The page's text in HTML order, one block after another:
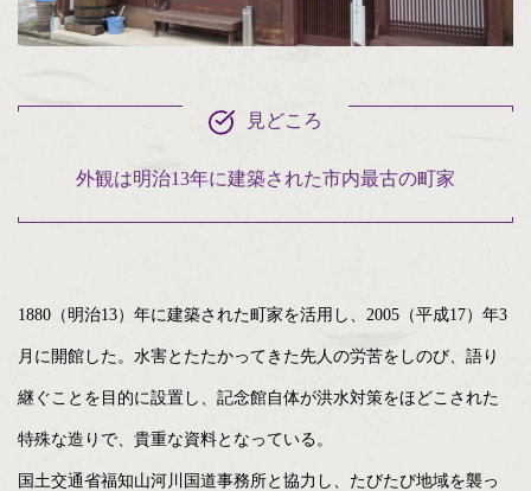
見どころ
外観は明治13年に建築された市内最古の町家
1880（明治13）年に建築された町家を活用し、2005（平成17）年3
月に開館した。水害とたたかってきた先人の労苦をしのび、語り
継ぐことを目的に設置し、記念館自体が洪水対策をほどこされた
特殊な造りで、貴重な資料となっている。
国土交通省福知山河川国道事務所と協力し、たびたび地域を襲っ